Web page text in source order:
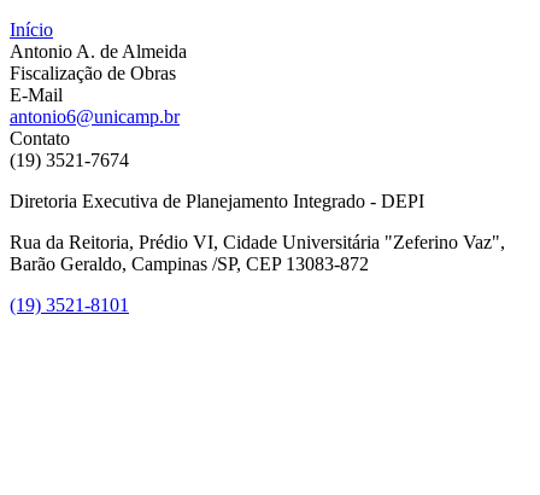
Início
Antonio A. de Almeida
Fiscalização de Obras
E-Mail
antonio6@unicamp.br
Contato
(19) 3521-7674
Diretoria Executiva de Planejamento Integrado - DEPI
Rua da Reitoria, Prédio VI, Cidade Universitária "Zeferino Vaz",
Barão Geraldo, Campinas /SP, CEP 13083-872
(19) 3521-8101